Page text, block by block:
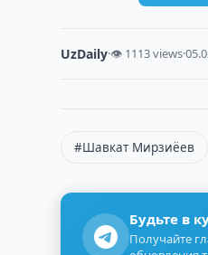
UzDaily·👁 1113 views·
#Шавкат Мирзиёев
Будьте в
Получайте